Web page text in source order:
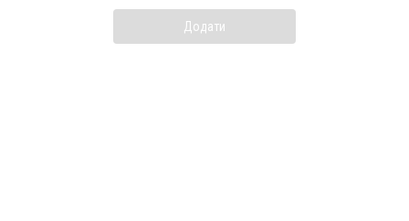
Додати